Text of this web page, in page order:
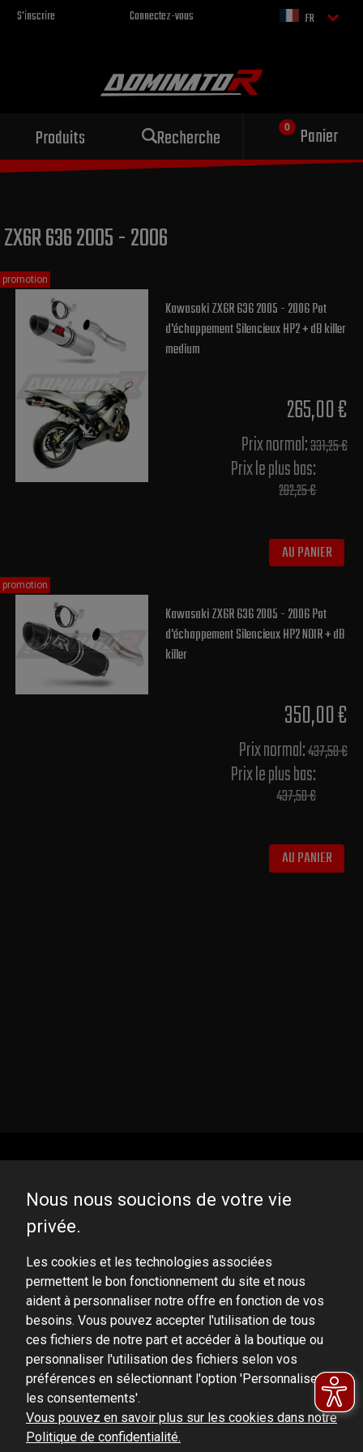
S'inscrire Connectez-vous FR
Produits Recherche Panier
Échappement sportif
pour votre moto
ZX6R 636 2005 - 2006
Kawasaki ZX6R 636 2005 - 2006 Pot
d'échappement Silencieux HP2 + dB killer
medium
265,00 €
Prix normal​:331,25 €
Prix le plus bas:
282,25 €
AU PANIER
promotion
Kawasaki ZX6R 636 2005 - 2006 Pot
d'échappement Silencieux HP2 NOIR + dB
killer
350,00 €
Prix normal​:437,50 €
Prix le plus bas:
437,50 €
AU PANIER
promotion
DOMINATOR GROUP Sp. z o.o.
Ludowa 59, 43-514 Kaniów, POLAND
VAT ID No.: 6521751083
dominator@dominator.pl
© Copyright 2022 | Dominator Group Sp. z o. o.
Nous nous soucions de votre vie
privée.
Les cookies et les technologies associées
permettent le bon fonctionnement du site et nous
aident à personnaliser notre offre en fonction de vos
besoins. Vous pouvez accepter l'utilisation de tous
ces fichiers de notre part et accéder à la boutique ou
personnaliser l'utilisation des fichiers selon vos
préférences en sélectionnant l'option 'Personnaliser
les consentements'.
Vous pouvez en savoir plus sur les cookies dans notre
Politique de confidentialité.